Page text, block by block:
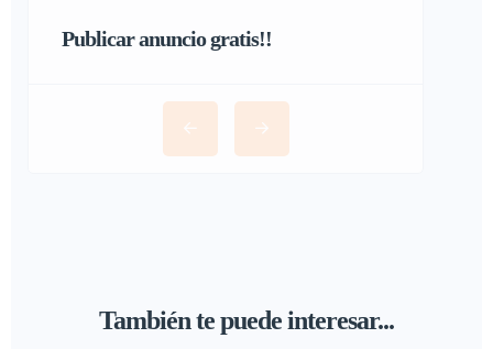
Publicar anuncio gratis!!
También te puede interesar...